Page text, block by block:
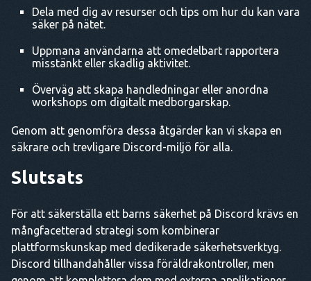
Dela med dig av resurser och tips om hur du kan vara
säker på nätet.
Uppmana användarna att omedelbart rapportera
misstänkt eller skadlig aktivitet.
Överväg att skapa handledningar eller anordna
workshops om digitalt medborgarskap.
Genom att genomföra dessa åtgärder kan vi skapa en
säkrare och trevligare Discord-miljö för alla.
Slutsats
För att säkerställa ett barns säkerhet på Discord krävs en
mångfacetterad strategi som kombinerar
plattformskunskap med dedikerade säkerhetsverktyg.
Discord tillhandahåller vissa föräldrakontroller, men